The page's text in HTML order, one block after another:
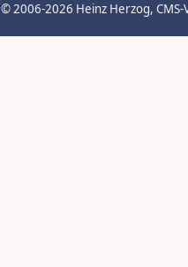
© 2006-2026 Heinz Herzog,